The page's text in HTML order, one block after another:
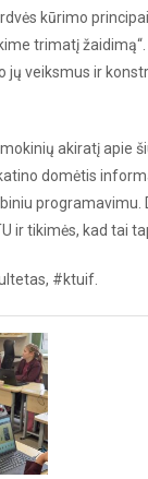
kūrimo
trimatį
jų veiksmus ir
akiratį apie
domėtis
programavimu.
ir tikimės, kad tai
#ktuif.